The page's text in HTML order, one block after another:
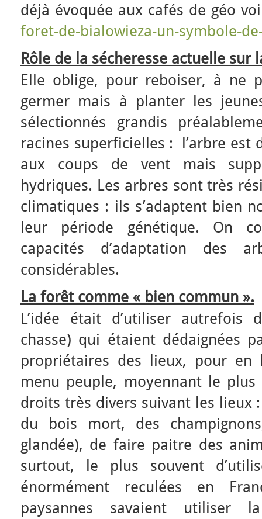
déjà évoquée aux cafés de géo
foret-de-bialowieza-un-symbole-
Rôle de la sécheresse actuelle sur
Elle oblige, pour reboiser, à ne
germer mais à planter les
sélectionnés grandis
racines superficielles : l’arbre est
aux coups de vent mais
hydriques. Les arbres sont très
climatiques : ils s’adaptent bien
leur période génétique. On
capacités d’adaptation des
considérables.
La forêt comme « bien commun ».
L’idée était d’utiliser autrefois
chasse) qui étaient dédaignées
propriétaires des lieux, pour en
menu peuple, moyennant le
droits très divers suivant les lieux
du bois mort, des
glandée), de faire paitre des
surtout, le plus souvent
énormément reculées en
paysannes savaient utiliser